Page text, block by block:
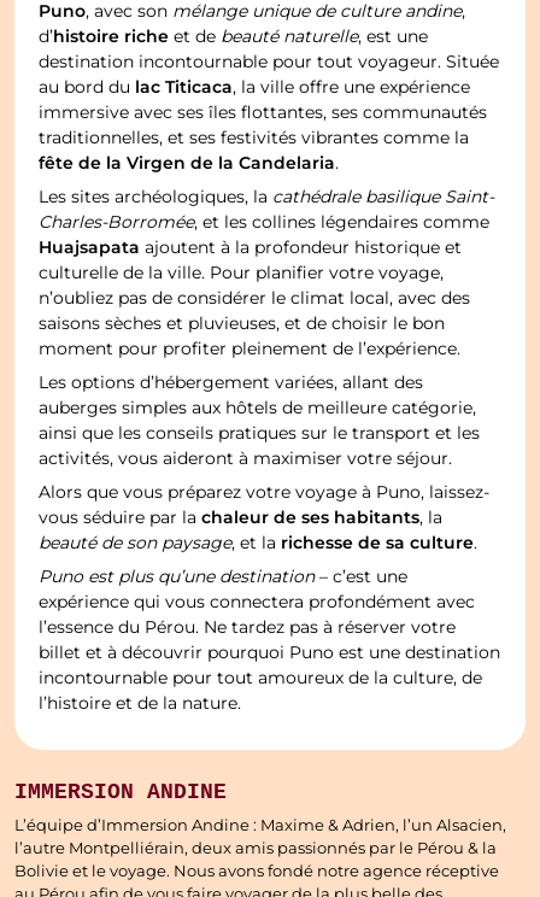
Puno, avec son mélange unique de culture andine,
d’histoire riche et de beauté naturelle, est une
destination incontournable pour tout voyageur. Située
au bord du lac Titicaca, la ville offre une expérience
immersive avec ses îles flottantes, ses communautés
traditionnelles, et ses festivités vibrantes comme la
fête de la Virgen de la Candelaria.
Les sites archéologiques, la cathédrale basilique Saint-
Charles-Borromée, et les collines légendaires comme
Huajsapata ajoutent à la profondeur historique et
culturelle de la ville. Pour planifier votre voyage,
n’oubliez pas de considérer le climat local, avec des
saisons sèches et pluvieuses, et de choisir le bon
moment pour profiter pleinement de l’expérience.
Les options d’hébergement variées, allant des
auberges simples aux hôtels de meilleure catégorie,
ainsi que les conseils pratiques sur le transport et les
activités, vous aideront à maximiser votre séjour.
Alors que vous préparez votre voyage à Puno, laissez-
vous séduire par lachaleur de ses habitants, la
beauté de son paysage, et la richesse de sa culture.
Puno est plus qu’une destination– c’est une
expérience qui vous connectera profondément avec
l’essence du Pérou. Ne tardez pas à réserver votre
billet et à découvrir pourquoi Puno est une destination
incontournable pour tout amoureux de la culture, de
l’histoire et de la nature.
IMMERSION ANDINE
L’équipe d’Immersion Andine : Maxime & Adrien, l’un Alsacien,
l’autre Montpelliérain, deux amis passionnés par le Pérou & la
Bolivie et le voyage. Nous avons fondé notre agence réceptive